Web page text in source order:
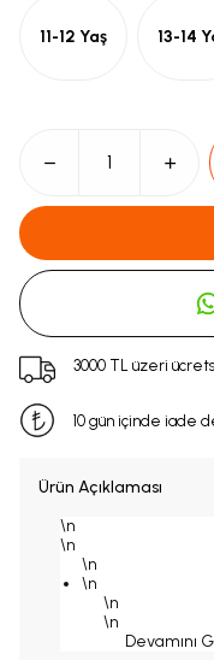
11-12 Yaş 13-14
3000 TL üzeri
10 gün içinde iade
Ürün Açıklaması
\n
\n
\n
\n
\n
\n
Devamını